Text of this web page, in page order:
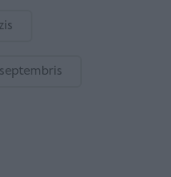
septembris